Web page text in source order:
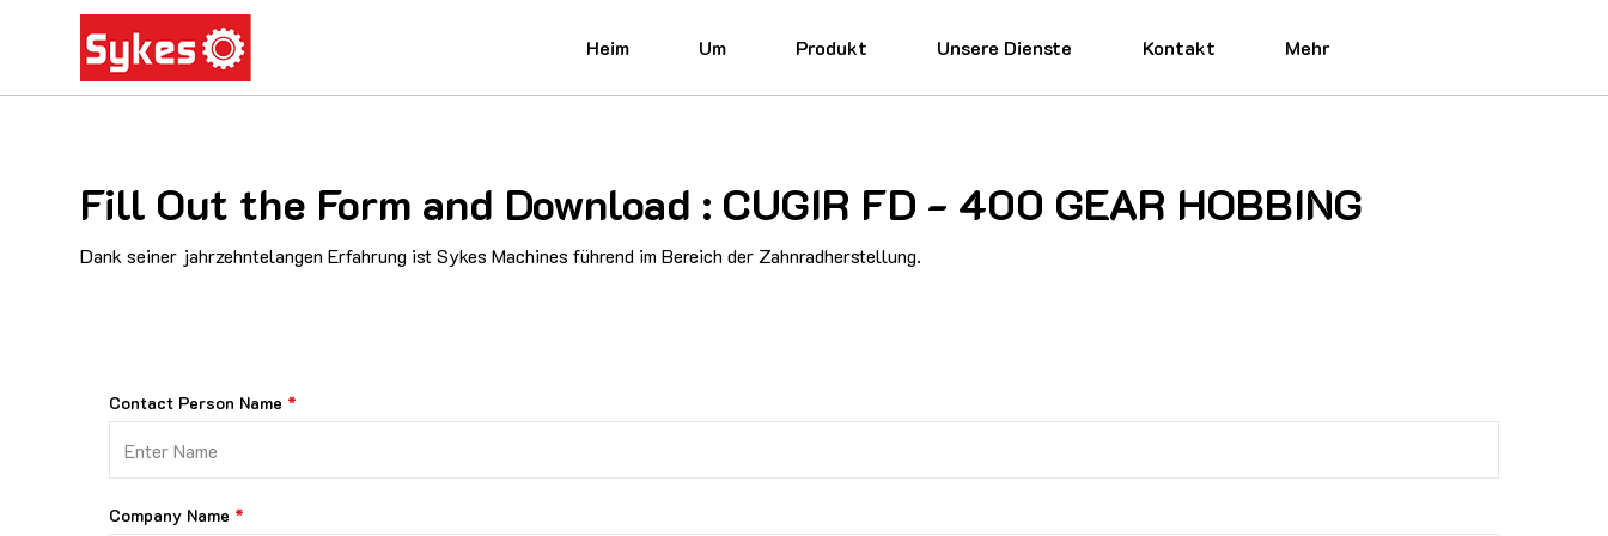
Heim Um Produkt Unsere Dienste Kontakt Mehr
Fill Out the Form and Download : CUGIR FD - 400 GEAR HOBBING
Dank seiner jahrzehntelangen Erfahrung ist Sykes Machines führend im Bereich der Zahnradherstellung.
Contact Person Name
Company Name